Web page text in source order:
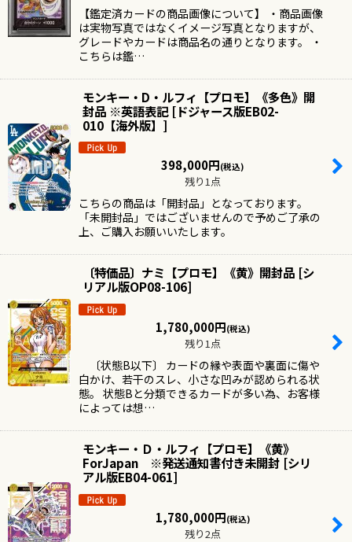
【鑑定済カードの商品画像について】 ・商品画像
は実物写真ではなくイメージ写真となりますが、
グレードやカードは商品名の通りとなります。 ・
こちらは鑑…
モンキー・D・ルフィ【プロモ】《多色》開
封品 ※英語表記 [ドジャース版EB02-
010【海外版】 ]
398,000円(税込)
残り1点
こちらの商品は「開封品」となっております。
「未開封品」ではございませんので予めご了承の
上、ご購入お願いいたします。
〔特価品〕ナミ【プロモ】《黄》開封品 [シ
リアル版OP08-106]
1,780,000円(税込)
残り1点
〔状態B以下〕 カードの縁や表面や裏面に傷や
白かけ、若干のスレ、小さな凹みが認められる状
態。 状態Bと分類できるカードが多い為、お客様
によっては想…
モンキー・Ｄ・ルフィ【プロモ】《黄》
ForJapan ※発送通知書付き未開封 [シリ
アル版EB04-061]
1,780,000円(税込)
残り2点